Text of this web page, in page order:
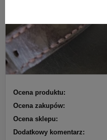
Ocena produktu:
Ocena zakupów:
Ocena sklepu:
Dodatkowy komentarz: